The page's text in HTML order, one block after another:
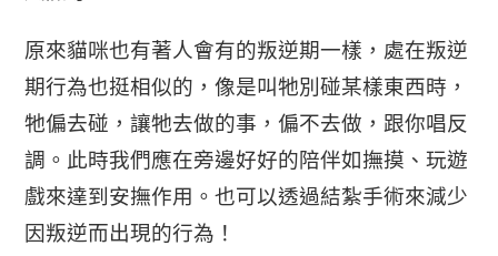
原來貓咪也有著人會有的叛逆期一樣，處在叛逆
期行為也挺相似的 ，像是叫牠別碰某樣東西時，
牠偏去碰，讓牠去做的事，偏不去做，跟你唱反
調。此時我們應在旁邊好好的陪伴如撫摸、玩遊
戲來達到安撫作用。也可以透過結紮手術來減少
因叛逆而出現的行為！